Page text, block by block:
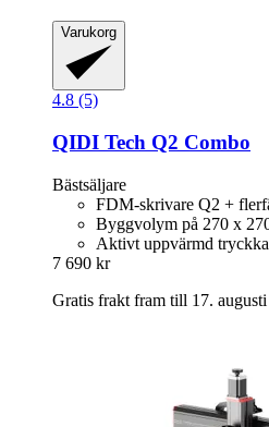
Varukorg
4.8 (5)
QIDI Tech Q2 Combo
Bästsäljare
FDM-skrivare Q2 +
Byggvolym på 270 x
Aktivt uppvärmd
7 690 kr
Gratis frakt fram till 17. augusti